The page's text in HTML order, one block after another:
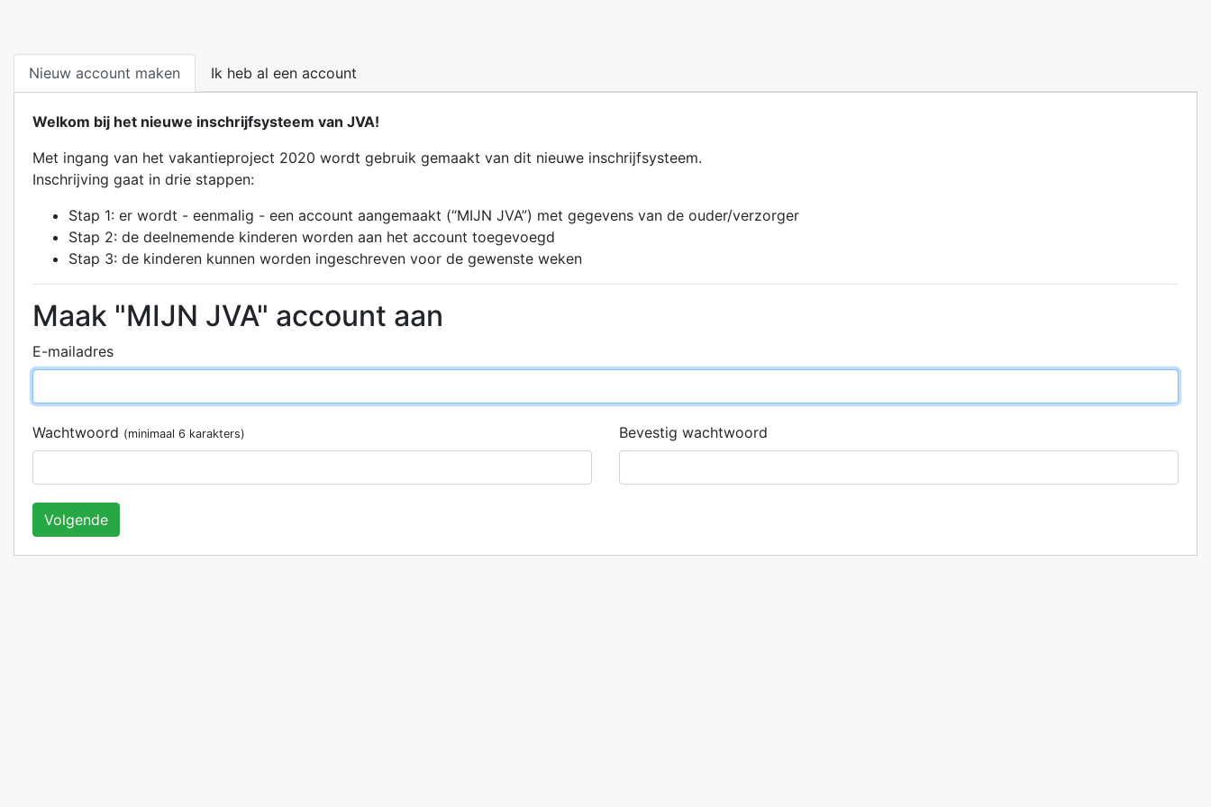
Nieuw account maken Ik heb al een account
Welkom bij het nieuwe inschrijfsysteem van JVA!
Met ingang van het vakantieproject 2020 wordt gebruik gemaakt van dit nieuwe inschrijfsysteem.
Inschrijving gaat in drie stappen:
Stap 1: er wordt - eenmalig - een account aangemaakt (“MIJN JVA”) met gegevens van de ouder/verzorger
Stap 2: de deelnemende kinderen worden aan het account toegevoegd
Stap 3: de kinderen kunnen worden ingeschreven voor de gewenste weken
Maak "MIJN JVA" account aan
E-mailadres
Wachtwoord (minimaal 6 karakters) Bevestig wachtwoord